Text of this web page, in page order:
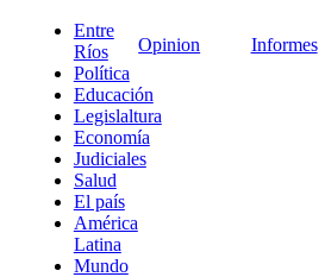
Entre
Ríos
Política
Educación
Legislaltura
Economía
Judiciales
Salud
El país
América
Latina
Mundo
Opinion Informes
contacto!